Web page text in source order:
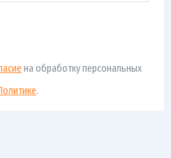
на обработку персональных
.